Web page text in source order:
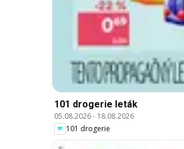
101 drogerie leták
05.08.2026- 18.08.2026
101 drogerie